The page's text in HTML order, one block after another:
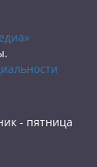
- пятница